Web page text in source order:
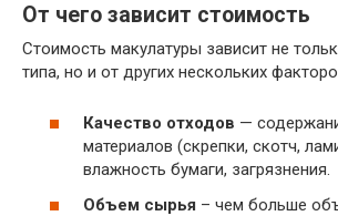
~ 5,5 руб.
использования газет и
~ 3 руб. Бумажные гильзы, шпули,
От чего зависит стоимость
Стоимость макулатуры зависит не
типа, но и от других нескольких
Качество отходов —
материалов (скрепки, скотч,
влажность бумаги, загрязнения.
Объем сырья – чем больше